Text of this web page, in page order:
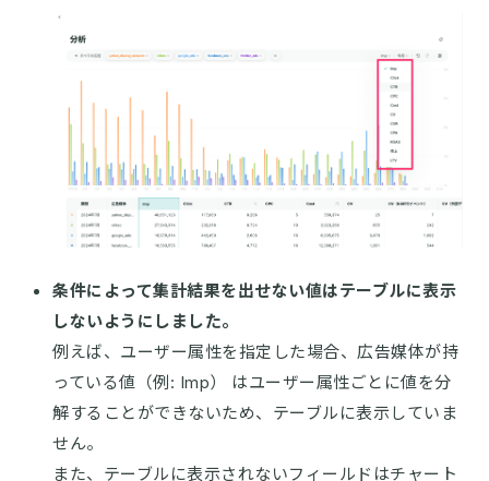
条件によって集計結果を出せない値はテーブルに表示
しないようにしました。
例えば、ユーザー属性を指定した場合、広告媒体が持
っている値（例: Imp） はユーザー属性ごとに値を分
解することができないため、テーブルに表示していま
せん。
また、テーブルに表示されないフィールドはチャート